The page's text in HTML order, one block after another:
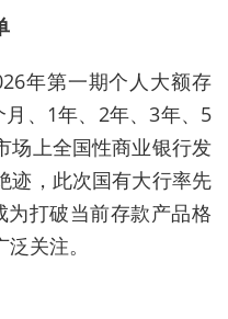
年第一期个人大额存
、1年、2年、3年、5
场上全国性商业银行发
迹，此次国有大行率先
打破当前存款产品格
关注。